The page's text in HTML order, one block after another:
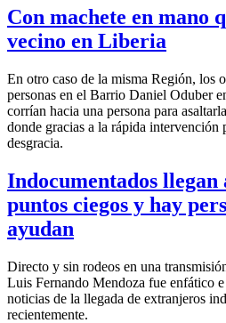
Con machete en mano
vecino en Liberia
En otro caso de la misma Región, los
personas en el Barrio Daniel Oduber
corrían hacia una persona para
donde gracias a la rápida intervención
desgracia.
Indocumentados llegan
puntos ciegos y hay
ayudan
Directo y sin rodeos en una
Luis Fernando Mendoza fue enfático
noticias de la llegada de extranjeros
recientemente.